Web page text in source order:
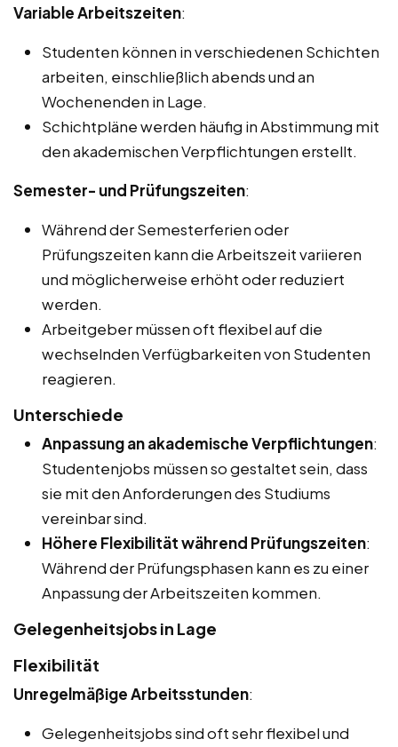
Variable Arbeitszeiten:
Studenten können in verschiedenen Schichten
arbeiten, einschließlich abends und an
Wochenenden in Lage.
Schichtpläne werden häufig in Abstimmung mit
den akademischen Verpflichtungen erstellt.
Semester- und Prüfungszeiten:
Während der Semesterferien oder
Prüfungszeiten kann die Arbeitszeit variieren
und möglicherweise erhöht oder reduziert
werden.
Arbeitgeber müssen oft flexibel auf die
wechselnden Verfügbarkeiten von Studenten
reagieren.
Unterschiede
Anpassung an akademische Verpflichtungen:
Studentenjobs müssen so gestaltet sein, dass
sie mit den Anforderungen des Studiums
vereinbar sind.
Höhere Flexibilität während Prüfungszeiten:
Während der Prüfungsphasen kann es zu einer
Anpassung der Arbeitszeiten kommen.
Gelegenheitsjobs in Lage
Flexibilität
Unregelmäßige Arbeitsstunden:
Gelegenheitsjobs sind oft sehr flexibel und